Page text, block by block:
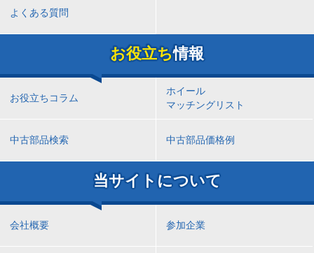
よくある質問
お役立ち情報
お役立ちコラム
ホイール
マッチングリスト
中古部品検索 中古部品価格例
当サイトについて
会社概要 参加企業